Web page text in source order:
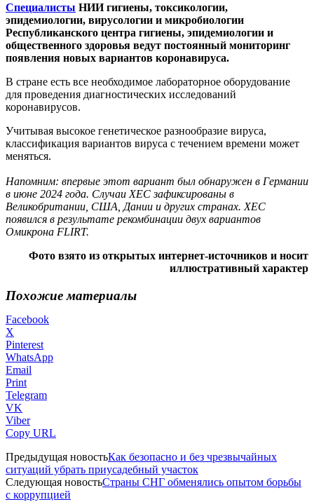
Специалисты НИИ гигиены, токсикологии,
эпидемиологии, вирусологии и микробиологии
Республиканского центра гигиены, эпидемиологии и
общественного здоровья ведут постоянный мониторинг
появления новых вариантов коронавируса.
В стране есть все необходимое лабораторное оборудование
для проведения диагностических исследований
коронавирусов.
Учитывая высокое генетическое разнообразие вируса,
классификация вариантов вируса с течением времени может
меняться.
Напомним: впервые этот вариант был обнаружен в Германии
в июне 2024 года. Случаи XEC зафиксированы в
Великобритании, США, Дании и других странах. XEC
появился в результате рекомбинации двух вариантов
Омикрона FLIRT.
Фото взято из открытых интернет-источников и носит
иллюстративный характер
Похожие материалы
Facebook
X
Pinterest
WhatsApp
Email
Print
Telegram
VK
Viber
Copy URL
Предыдущая новостьКак безопасно и без чрезвычайных
ситуаций убрать приусадебный участок
Следующая новостьСтраны СНГ обменялись опытом борьбы
с коррупцией